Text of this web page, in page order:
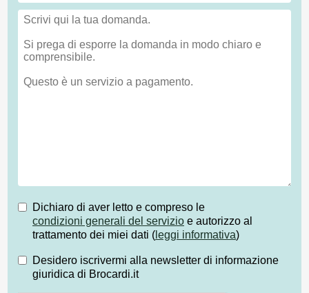
Dichiaro di aver letto e compreso le
condizioni generali del servizio e autorizzo al
trattamento dei miei dati ( leggi informativa)
Desidero iscrivermi alla newsletter di informazione
giuridica di Brocardi.it